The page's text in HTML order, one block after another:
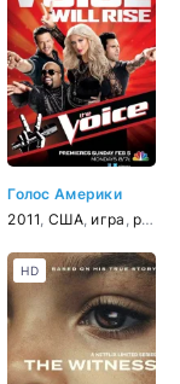
Голос Америки
2011 США, игра реальное ТВ
HD